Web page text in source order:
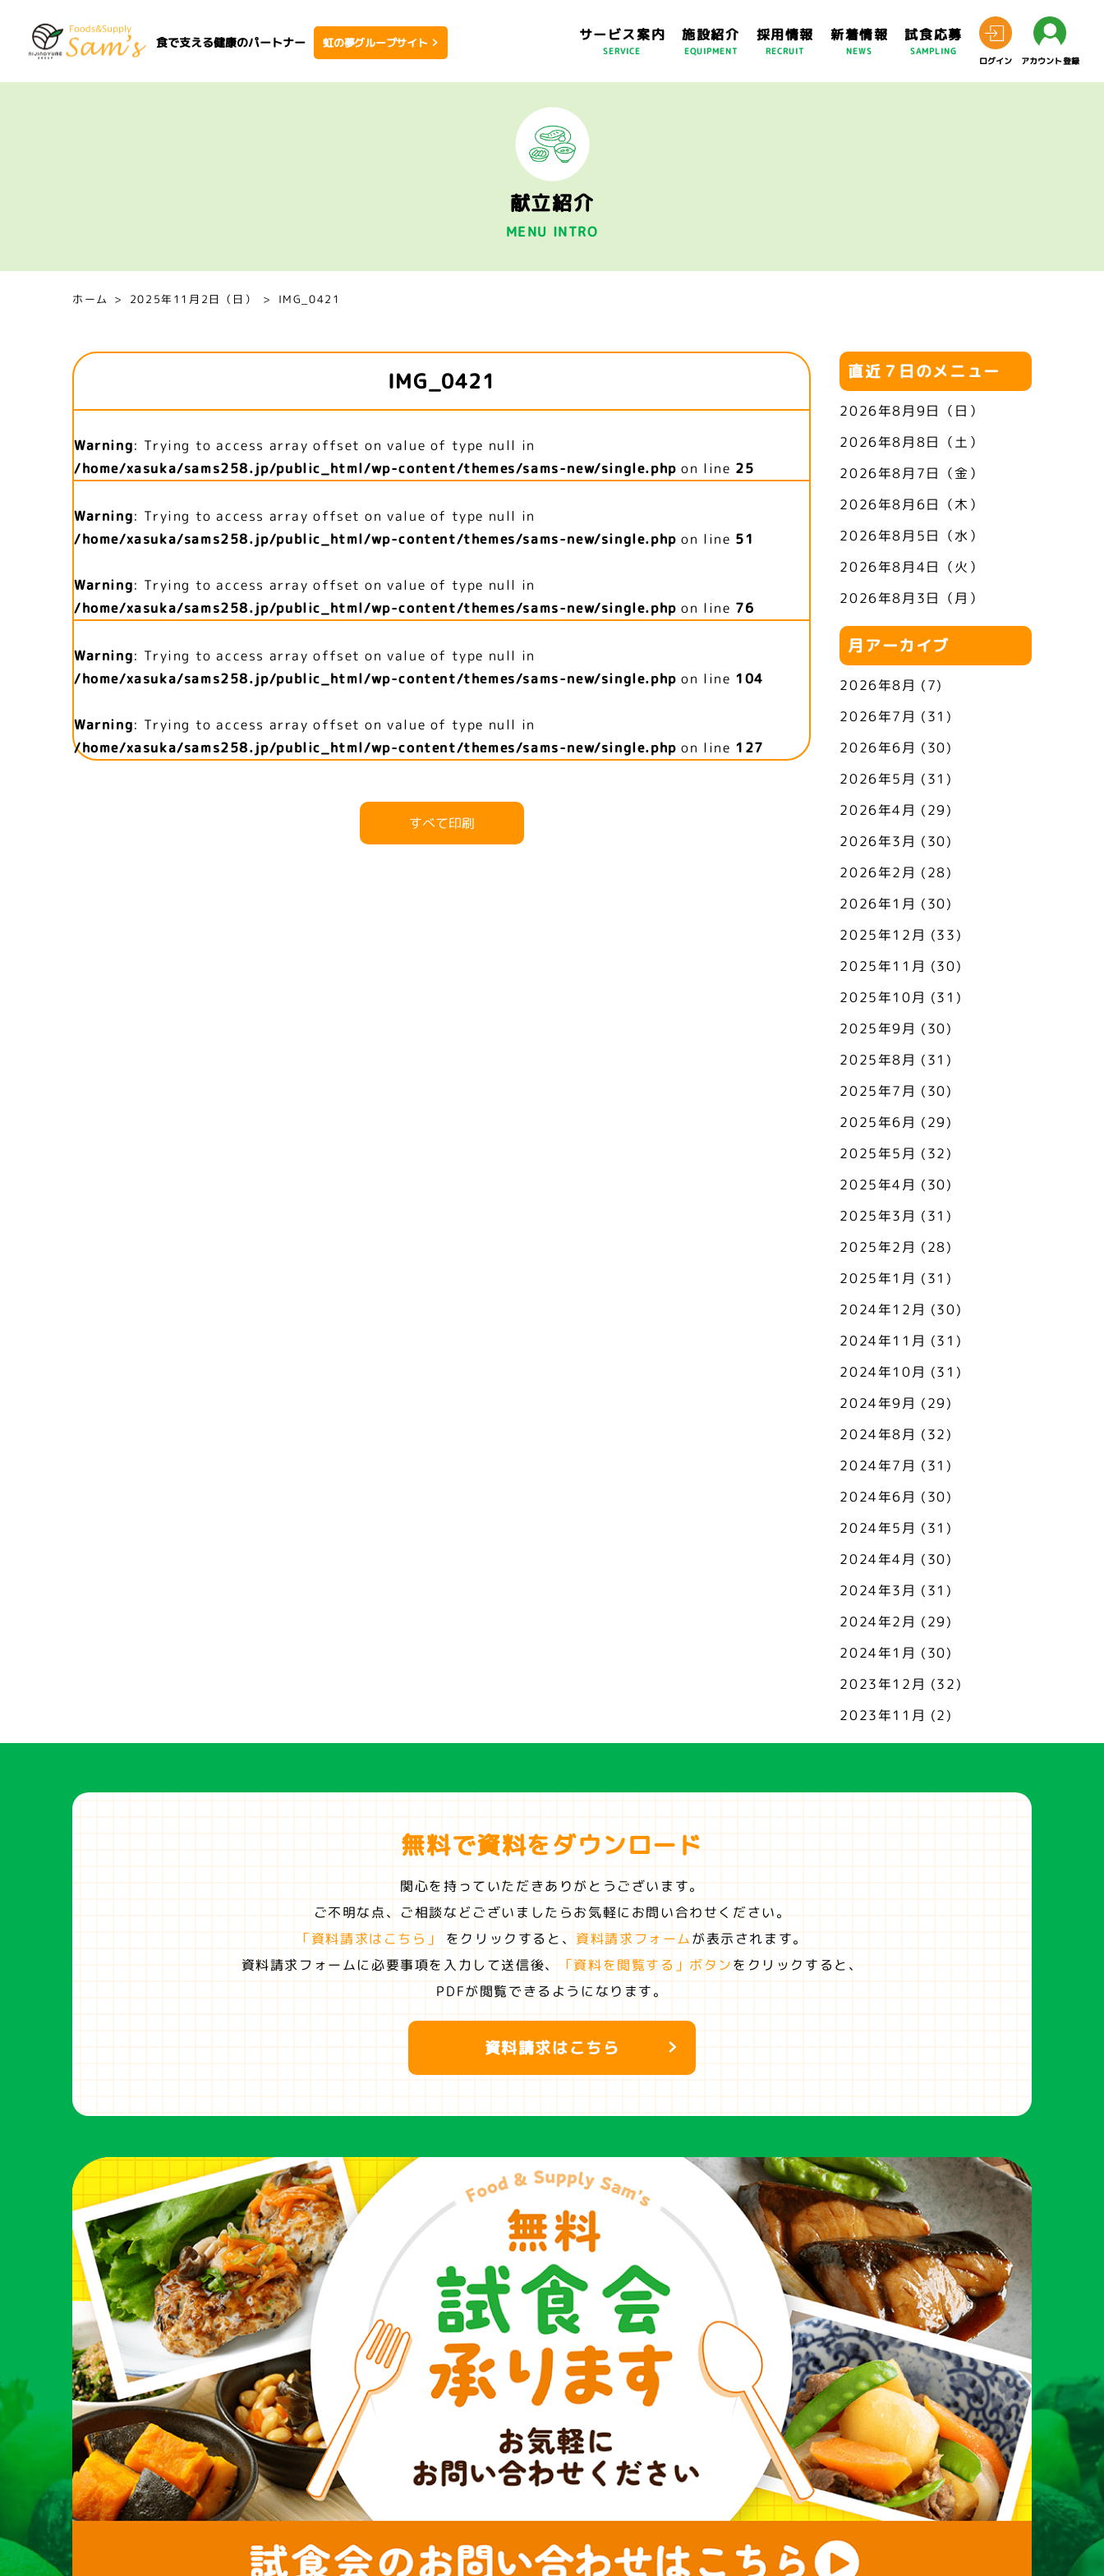
食で支える健康のパートナー 虹の夢グループサイト サービス案内
SERVICE
施設紹介
EQUIPMENT
採用情報
RECRUIT
新着情報
NEWS
試食応募
SAMPLING
ログイン
アカウント登録
献立紹介
MENU INTRO
ホーム 2025年11月2日（日） IMG_0421
IMG_0421
Warning: Trying to access array offset on value of type null in
/home/xasuka/sams258.jp/public_html/wp-content/themes/sams-new/single.php on line 25
Warning: Trying to access array offset on value of type null in
/home/xasuka/sams258.jp/public_html/wp-content/themes/sams-new/single.php on line 51
Warning: Trying to access array offset on value of type null in
/home/xasuka/sams258.jp/public_html/wp-content/themes/sams-new/single.php on line 76
Warning: Trying to access array offset on value of type null in
/home/xasuka/sams258.jp/public_html/wp-content/themes/sams-new/single.php on line 104
Warning: Trying to access array offset on value of type null in
/home/xasuka/sams258.jp/public_html/wp-content/themes/sams-new/single.php on line 127
すべて印刷
直近７日のメニュー
2026年8月9日（日）
2026年8月8日（土）
2026年8月7日（金）
2026年8月6日（木）
2026年8月5日（水）
2026年8月4日（火）
2026年8月3日（月）
月アーカイブ
2026年8月 (7)
2026年7月 (31)
2026年6月 (30)
2026年5月 (31)
2026年4月 (29)
2026年3月 (30)
2026年2月 (28)
2026年1月 (30)
2025年12月 (33)
2025年11月 (30)
2025年10月 (31)
2025年9月 (30)
2025年8月 (31)
2025年7月 (30)
2025年6月 (29)
2025年5月 (32)
2025年4月 (30)
2025年3月 (31)
2025年2月 (28)
2025年1月 (31)
2024年12月 (30)
2024年11月 (31)
2024年10月 (31)
2024年9月 (29)
2024年8月 (32)
2024年7月 (31)
2024年6月 (30)
2024年5月 (31)
2024年4月 (30)
2024年3月 (31)
2024年2月 (29)
2024年1月 (30)
2023年12月 (32)
2023年11月 (2)
無料で資料をダウンロード
関心を持っていただきありがとうございます。
ご不明な点、ご相談などございましたらお気軽にお問い合わせください。
「資料請求はこちら」
をクリックすると、 資料請求フォームが表示されます。
資料請求フォームに必要事項を入力して送信後、
「資料を閲覧する」ボタンをクリックすると、
PDFが閲覧できるようになります。
資料請求はこちら